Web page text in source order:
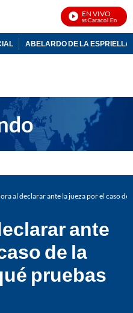
EN VIVO
Noticias Caracol En Vivo
ABELARDO DE LA ESPRIELLA
al declarar ante la jueza por el caso
ante
de la
pruebas